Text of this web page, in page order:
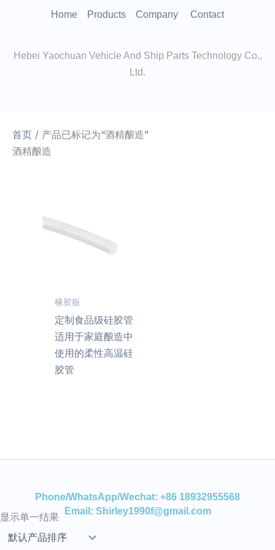
Home Products Company Contact
Hebei Yaochuan Vehicle And Ship Parts Technology Co.,
Ltd.
首页 / 产品已标记为“酒精酿造”
酒精酿造
显示单一结果
橡胶板
定制食品级硅胶管
适用于家庭酿造中
使用的柔性高温硅
胶管
Phone/WhatsApp/Wechat: +86 18932955568
Email: Shirley1990f@gmail.com